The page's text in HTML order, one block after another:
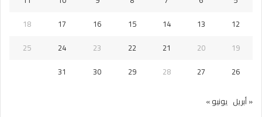
12
13
14
15
16
17
18
19
20
21
22
23
24
25
26
27
28
29
30
31
« أبريل يونيو »